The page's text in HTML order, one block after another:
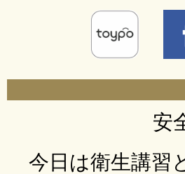
安
今日は衛生講習